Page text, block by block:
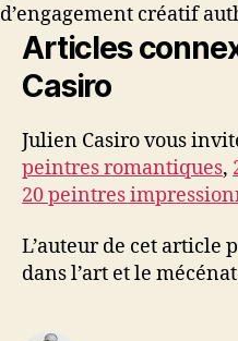
d’engagement créatif
Articles
Casiro
Julien Casiro vous
peintres romantiques,
20 peintres
L’auteur de cet article
dans l’art et le